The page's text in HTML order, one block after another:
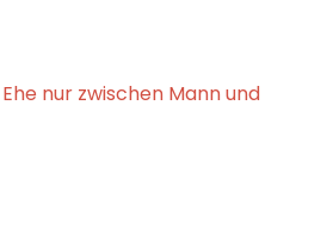
nur zwischen Mann und